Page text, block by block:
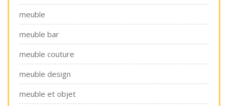
meuble
meuble bar
meuble couture
meuble design
meuble et objet